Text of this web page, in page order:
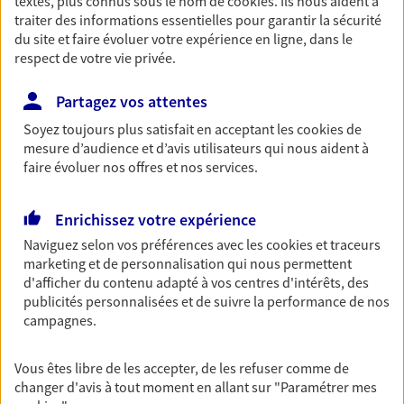
OBTENIR UN TARIF EN LIGNE
Multirisque Entreprise
Gagnez en simplicité et en sérénité avec votre
assurance multirisque entreprise. Un contrat
unique pour protéger vos locaux, matériels pro,
responsabilité civile.
Découvrir l'offre Multirisque Entreprise
DEMANDER UN DEVIS
traiter des informations essentielles pour garantir la sécurité
du site et faire évoluer votre expérience en ligne, dans le
respect de votre vie privée.
Partagez vos attentes
Soyez toujours plus satisfait en acceptant lescookiesde
mesure d’audience et d’avis utilisateurs qui nous aident à
faire évoluer nos offres et nos services.
Enrichissez votre expérience
Naviguez selon vos préférences avec lescookies et traceurs
marketing et de personnalisation qui nous permettent
d'afficher du contenu adapté à vos centres d'intérêts, des
publicités personnalisées et de suivre la performance de nos
campagnes.
Vous êtes libre de les accepter, de les refuser comme de
changer d'avis à tout moment en allant sur "Paramétrer mes